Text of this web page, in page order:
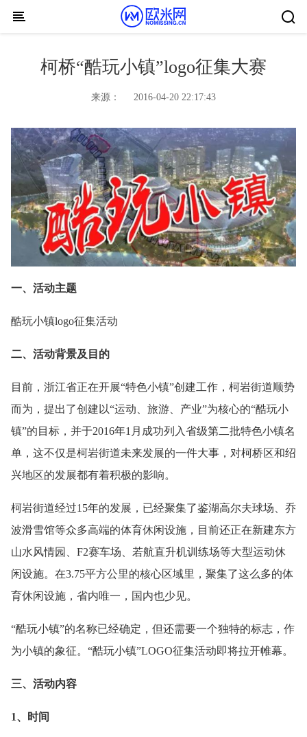
Skip to content
柯桥“酷玩小镇”logo征集大赛
来源： 2016-04-20 22:17:43
一、活动主题
酷玩小镇logo征集活动
二、活动背景及目的
目前，浙江省正在开展“特色小镇”创建工作，柯岩街道顺势
而为，提出了创建以“运动、旅游、产业”为核心的“酷玩小
镇”的目标，并于2016年1月成功列入省级第二批特色小镇名
单，这不仅是柯岩街道未来发展的一件大事，对柯桥区和绍
兴地区的发展都有着积极的影响。
柯岩街道经过15年的发展，已经聚集了鉴湖高尔夫球场、乔
波滑雪馆等众多高端的体育休闲设施，目前还正在新建东方
山水风情园、F2赛车场、若航直升机训练场等大型运动休
闲设施。在3.75平方公里的核心区域里，聚集了这么多的体
育休闲设施，省内唯一，国内也少见。
“酷玩小镇”的名称已经确定，但还需要一个独特的标志，作
为小镇的象征。“酷玩小镇”LOGO征集活动即将拉开帷幕。
三、活动内容
1、时间